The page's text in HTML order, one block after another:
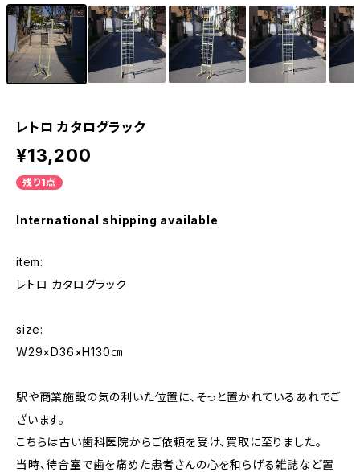
レトロ カタログラック
¥13,200
残り1点
International shipping available
item:
レトロ カタログラック
size:
W29×D36×H130㎝
駅や商業施設の気の利いた位置に、そっと置かれているあれでご
ざいます。
こちらは古い歯科医院からご依頼を受け、買取に至りました。
当時、待合室で歯を痛めた患者さんの心を和らげる雑誌など置